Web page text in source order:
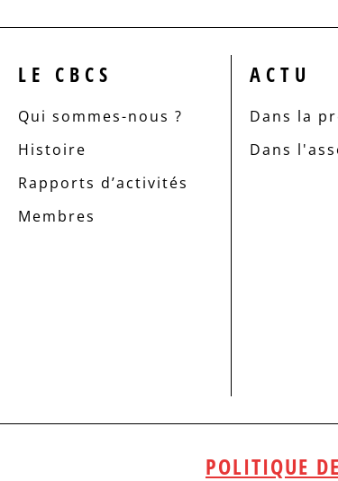
LE CBCS
Qui sommes-nous ?
Histoire
Rapports d’activités
Membres
ACTU
Dans la
Dans
POLITIQUE